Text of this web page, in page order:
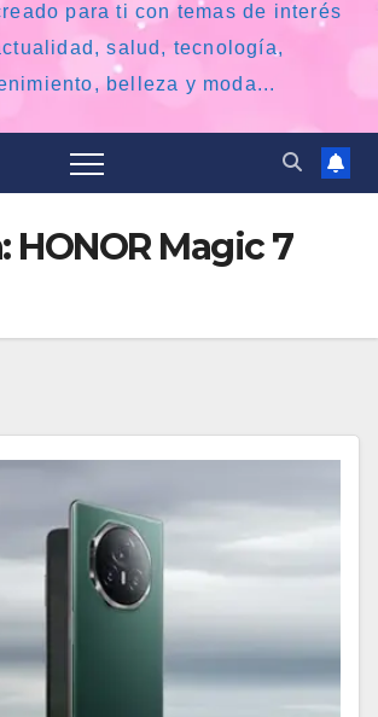
para ti con temas de interés
salud, tecnología,
belleza y moda...
HONOR Magic 7